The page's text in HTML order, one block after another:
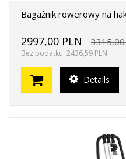
Bagażnik rowerowy na
2997,00 PLN
Bez podatku: 2436,59 PLN
Details